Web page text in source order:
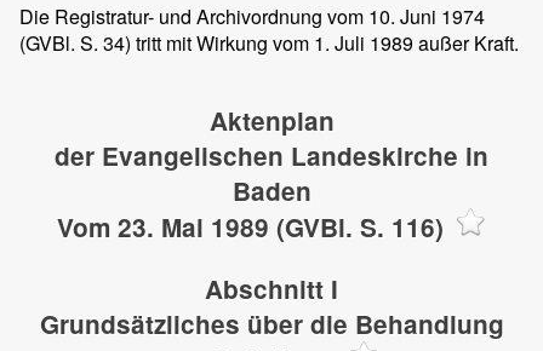
Die Registratur- und Archivordnung vom 10. Juni 1974
(GVBl. S. 34) tritt mit Wirkung vom 1. Juli 1989 außer Kraft.
Aktenplan
der Evangelischen Landeskirche in
Baden
Vom 23. Mai 1989 (GVBl. S. 116)
Abschnitt I
Grundsätzliches über die Behandlung